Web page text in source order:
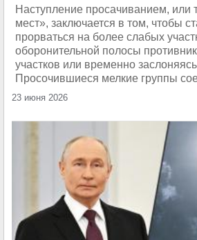
Наступление просачиванием, или
мест», заключается в том, чтобы
прорваться на более слабых
оборонительной полосы
участков или временно
Просочившиеся мелкие группы
23 июня 2026